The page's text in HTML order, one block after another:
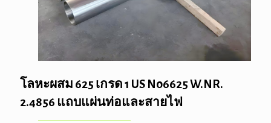
โลหะผสม 625 เกรด 1 US N06625 W.NR.
2.4856 แถบแผ่นท่อและสายไฟ